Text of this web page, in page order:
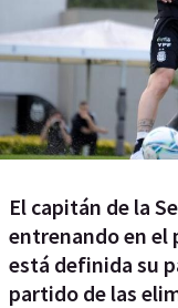
El capitán de la
entrenando en el
está definida su
partido de las